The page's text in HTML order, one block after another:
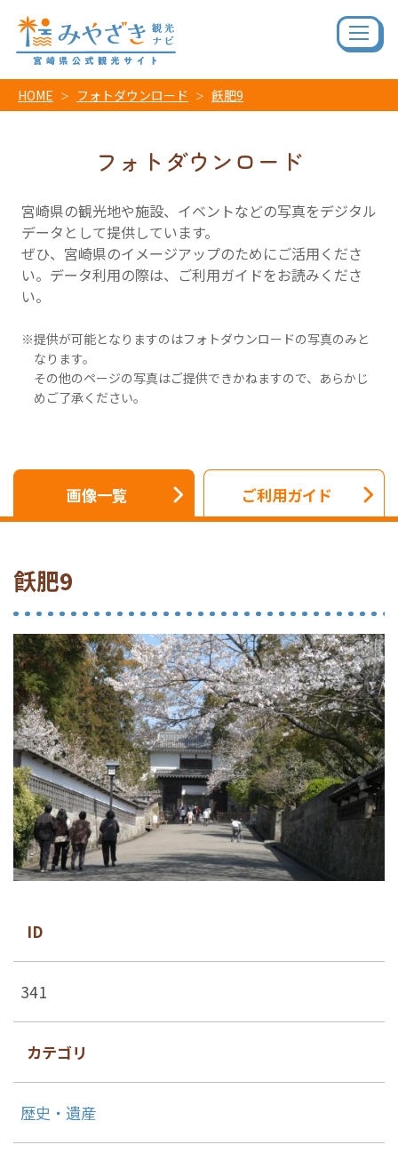
HOME フォトダウンロード 飫肥9
フォトダウンロード
宮崎県の観光地や施設、イベントなどの写真をデジタル
データとして提供しています。
ぜひ、宮崎県のイメージアップのためにご活用くださ
い。データ利用の際は、ご利用ガイドをお読みくださ
い。
提供が可能となりますのはフォトダウンロードの写真のみと
なります。
その他のページの写真はご提供できかねますので、あらかじ
めご了承ください。
画像一覧 ご利用ガイド
飫肥9
ID
341
カテゴリ
歴史・遺産